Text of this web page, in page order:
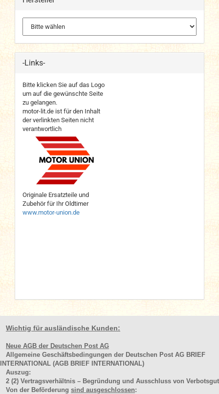
-Links-
Bitte klicken Sie auf das Logo
um auf die gewünschte Seite
zu gelangen.
motor-lit.de ist für den Inhalt
der verlinkten Seiten nicht
verantwortlich
Originale Ersatzteile und
Zubehör für Ihr Oldtimer
www.motor-union.de
Wichtig für ausländische Kunden:
Neue AGB der Deutschen Post AG
Allgemeine Geschäftsbedingungen der Deutschen Post AG BRIEF
INTERNATIONAL (AGB BRIEF INTERNATIONAL)
Auszug:
2 (2) Vertragsverhältnis – Begründung und Ausschluss von Verbotsgut
Von der Beförderung sind ausgeschlossen: